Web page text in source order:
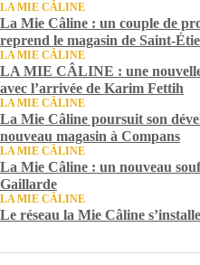
LA MIE CÂLINE
La Mie Câline : un couple de
reprend le magasin de Saint-
LA MIE CÂLINE
LA MIE CÂLINE : une
avec l’arrivée de Karim Fettih
LA MIE CÂLINE
La Mie Câline poursuit son
nouveau magasin à Compans
LA MIE CÂLINE
La Mie Câline : un nouveau
Gaillarde
LA MIE CÂLINE
Le réseau la Mie Câline